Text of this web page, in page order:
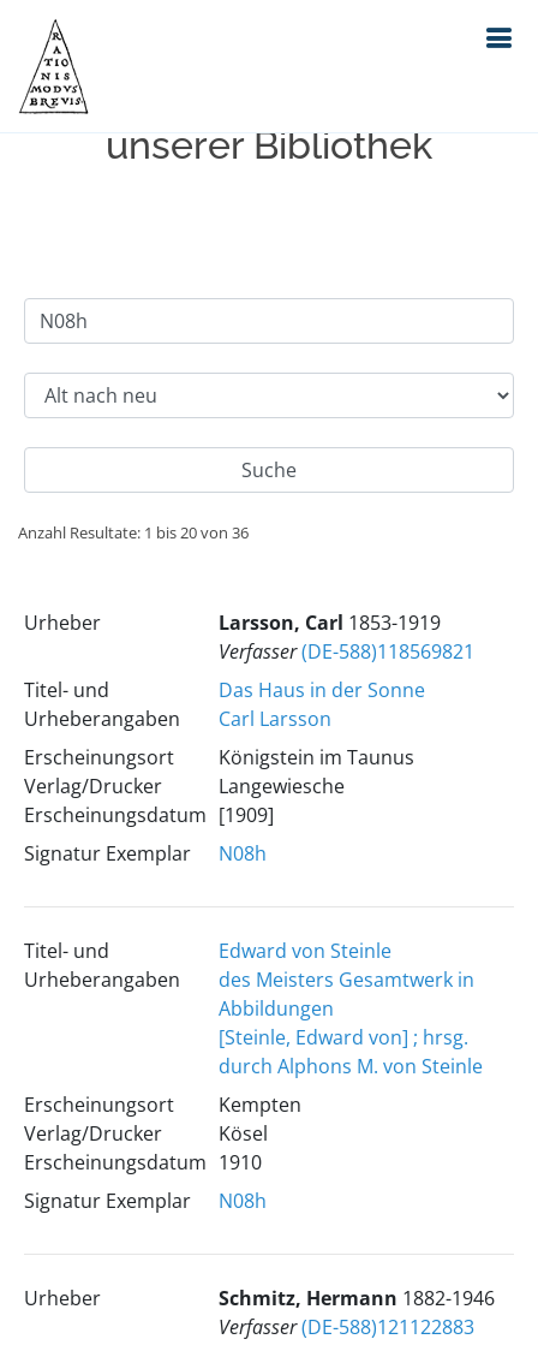
Einfache Suche im Bestand
unserer Bibliothek
Anzahl Resultate: 1 bis 20 von 36
Urheber Larsson, Carl 1853-1919
Verfasser(DE-588)118569821
Titel- und
Urheberangaben
Das Haus in der Sonne
Carl Larsson
Erscheinungsort
Verlag/Drucker
Erscheinungsdatum
Königstein im Taunus
Langewiesche
[1909]
Signatur Exemplar
N08h
Titel- und
Urheberangaben
Edward von Steinle
des Meisters Gesamtwerk in
Abbildungen
[Steinle, Edward von] ; hrsg.
durch Alphons M. von Steinle
Erscheinungsort
Verlag/Drucker
Erscheinungsdatum
Kempten
Kösel
1910
Signatur Exemplar
N08h
Urheber Schmitz, Hermann 1882-1946
Verfasser(DE-588)121122883